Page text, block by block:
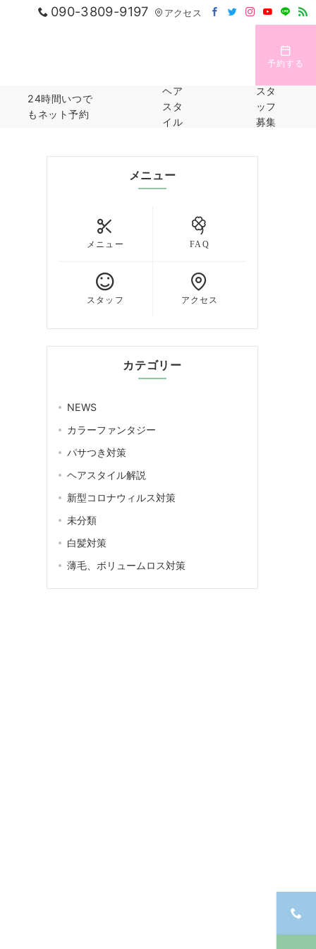
090-3809-9197 アクセス
予約する
24時間いつで
もネット予約
ヘア
スタ
イル
スタ
ッフ
募集
メニュー
メニュー FAQ
スタッフ アクセス
カテゴリー
NEWS
カラーファンタジー
パサつき対策
ヘアスタイル解説
新型コロナウィルス対策
未分類
白髪対策
薄毛、ボリュームロス対策